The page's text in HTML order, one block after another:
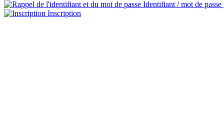
Identifiant / mot de passe
Inscription